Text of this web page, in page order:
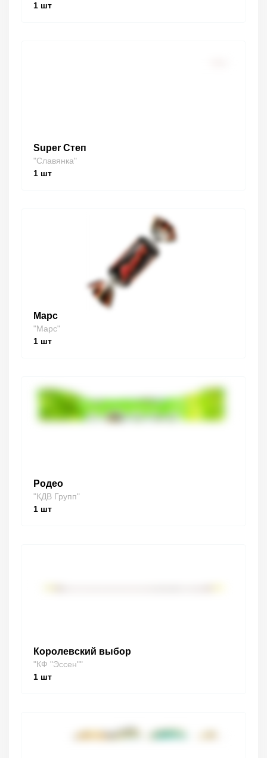
1 шт
Super Степ
"Славянка"
1 шт
Марс
"Марс"
1 шт
Родео
"КДВ Групп"
1 шт
Королевский выбор
"КФ "Эссен""
1 шт